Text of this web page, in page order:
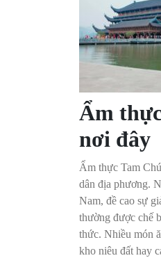
Ẩm
nơi đây
Ẩm thực Tam
dân địa phương.
Nam, đề cao sự
thường được chế
thức. Nhiều món
kho niêu đất hay